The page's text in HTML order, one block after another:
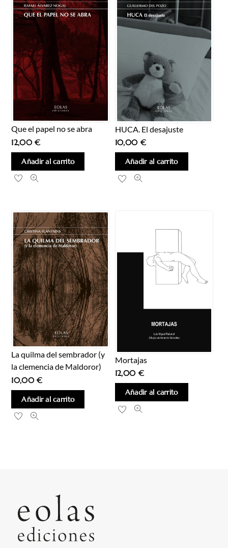
Que el papel no se abra
12,00€
Añadir al carrito
HUCA. El desajuste
10,00 €
Añadir al carrito
La quilma del sembrador (y
la clemencia de Maldoror)
10,00€
Añadir al carrito
Mortajas
12,00 €
Añadir al carrito